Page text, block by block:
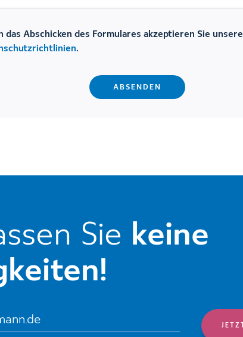
das Abschicken des Formulares akzeptieren Sie unsere
.
Sie keine